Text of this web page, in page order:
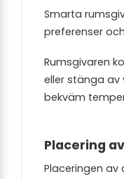
Smarta
preferenser
Rumsgivaren
eller stänga av
bekväm
Placering
Placeringen